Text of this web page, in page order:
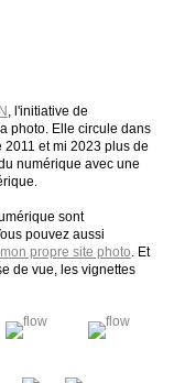
, l'initiative de
photo. Elle circule dans
et mi 2023 plus de
numérique avec une
sont
pouvez aussi
mon propre site photo . Et
de vue, les vignettes